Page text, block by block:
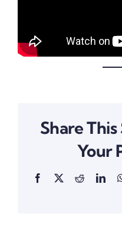
Share
Your
Facebook
X Reddit